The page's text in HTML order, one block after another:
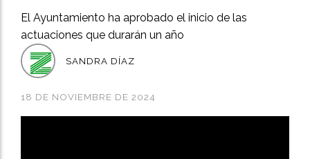
El Ayuntamiento ha aprobado el inicio de las
actuaciones que durarán un año
18 DE NOVIEMBRE DE 2024
SANDRA DÍAZ